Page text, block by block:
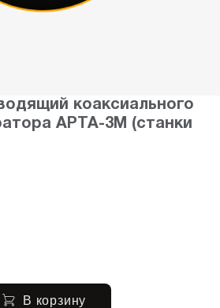
коаксиального
АРТА-3М (станки
В корзину